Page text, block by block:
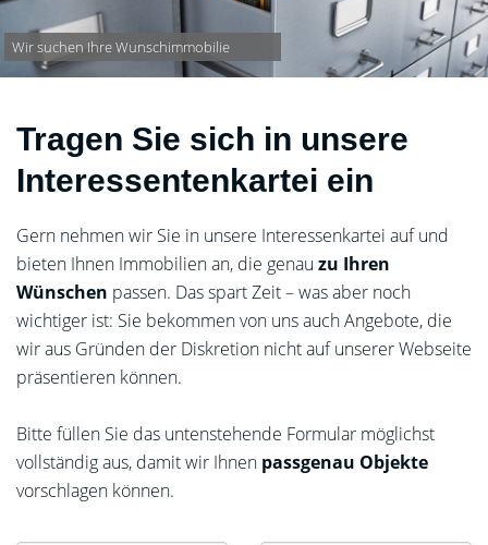
Wir suchen Ihre Wunschimmobilie
Tragen Sie sich in unsere
Interessentenkartei ein
Gern nehmen wir Sie in unsere Interessenkartei auf und
bieten Ihnen Immobilien an, die genau zu Ihren
Wünschen passen. Das spart Zeit – was aber noch
wichtiger ist: Sie bekommen von uns auch Angebote, die
wir aus Gründen der Diskretion nicht auf unserer Webseite
präsentieren können.
Bitte füllen Sie das untenstehende Formular möglichst
vollständig aus, damit wir Ihnen passgenau Objekte
vorschlagen können.